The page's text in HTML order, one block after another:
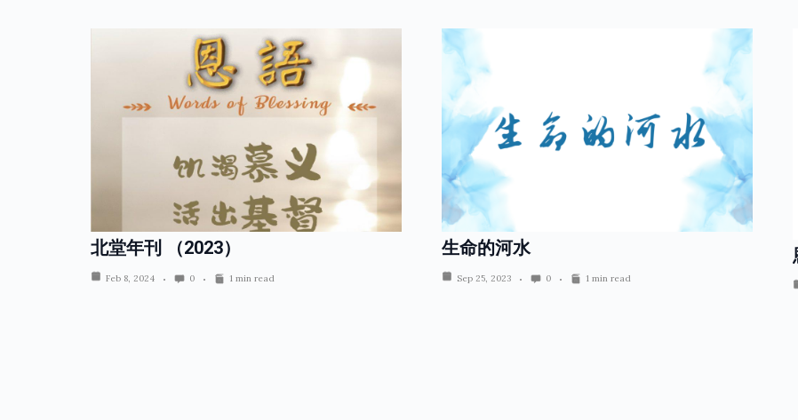
北堂年刊 （2023）
Feb 8, 2024 0 1 min read
生命的河水
Sep 25, 2023 0 1 min read